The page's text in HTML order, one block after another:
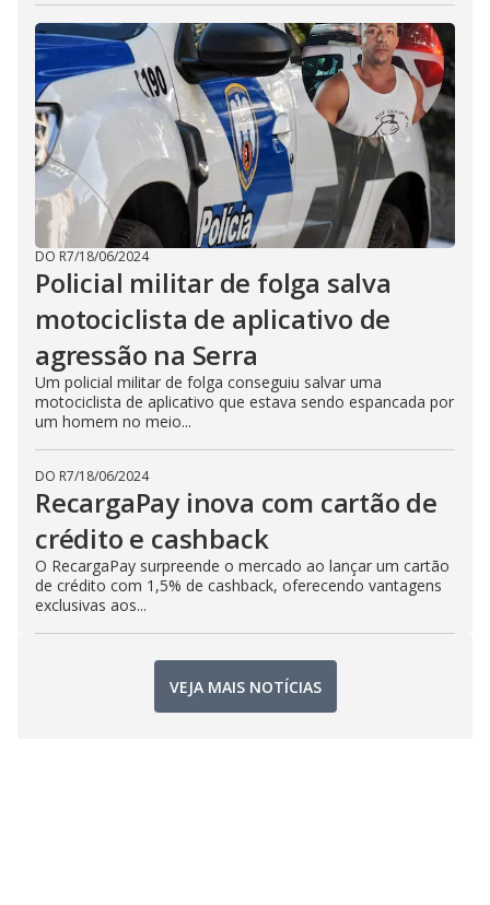
DO R7/18/06/2024
Policial militar de folga salva
motociclista de aplicativo de
agressão na Serra
Um policial militar de folga conseguiu salvar uma
motociclista de aplicativo que estava sendo espancada por
um homem no meio...
DO R7/18/06/2024
RecargaPay inova com cartão de
crédito e cashback
O RecargaPay surpreende o mercado ao lançar um cartão
de crédito com 1,5% de cashback, oferecendo vantagens
exclusivas aos...
VEJA MAIS NOTÍCIAS